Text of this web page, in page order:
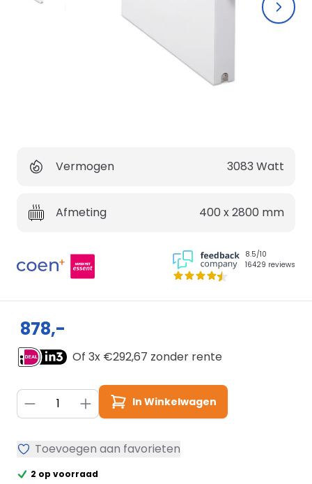
Vermogen 3083 Watt
Afmeting 400 x 2800 mm
8.5/10
16429 reviews
878,-
Of 3x €292,67 zonder rente
Aantal In Winkelwagen
Toevoegen aan favorieten
2 op voorraad